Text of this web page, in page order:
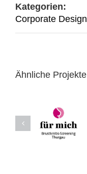
Kategorien:
Corporate Design
Ähnliche Projekte